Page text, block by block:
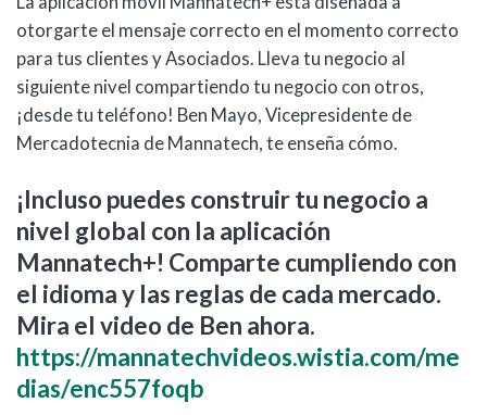
otorgarte el mensaje correcto en el momento correcto
para tus clientes y Asociados. Lleva tu negocio al
siguiente nivel compartiendo tu negocio con otros,
¡desde tu teléfono! Ben Mayo, Vicepresidente de
Mercadotecnia de Mannatech, te enseña cómo.
¡Incluso puedes construir tu negocio a
nivel global con la aplicación
Mannatech+! Comparte cumpliendo con
el idioma y las reglas de cada mercado.
Mira el video de Ben ahora.
https://mannatechvideos.wistia.com/me
dias/enc557foqb